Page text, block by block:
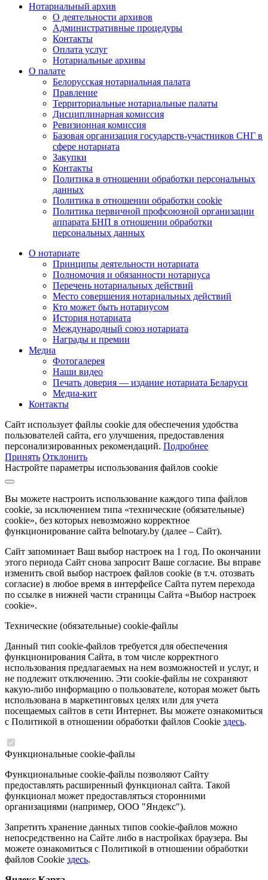
Нотариальный архив
О деятельности архивов
Административные процедуры
Контакты
Оплата услуг
Нотариальные архивы
О палате
Белорусская нотариальная палата
Правление
Территориальные нотариальные палаты
Дисциплинарная комиссия
Ревизионная комиссия
Базовая организация государств-участников СНГ в
сфере нотариата
Закупки
Контакты
Политика в отношении обработки персональных
данных
Политика в отношении обработки cookie
Политика первичной профсоюзной организации
аппарата БНП в отношении обработки
персональных данных
О нотариате
Принципы деятельности нотариата
Полномочия и обязанности нотариуса
Перечень нотариальных действий
Место совершения нотариальных действий
Кто может быть нотариусом
История нотариата
Международный союз нотариата
Награды и премии
Медиа
Фотогалерея
Наши видео
Печать доверия — издание нотариата Беларуси
Медиа-кит
Контакты
Сайт использует файлы cookie для обеспечения удобства
пользователей сайта, его улучшения, предоставления
персонализированных рекомендаций. Подробнее
Принять Отклонить
Настройте параметры использования файлов cookie
Вы можете настроить использование каждого типа файлов
cookie, за исключением типа «технические (обязательные)
cookie», без которых невозможно корректное
функционирование сайта belnotary.by (далее – Сайт).
Сайт запоминает Ваш выбор настроек на 1 год. По окончании
этого периода Сайт снова запросит Ваше согласие. Вы вправе
изменить свой выбор настроек файлов cookie (в т.ч. отозвать
согласие) в любое время в интерфейсе Сайта путем перехода
по ссылке в нижней части страницы Сайта «Выбор настроек
cookie».
Технические (обязательные) cookie-файлы
Данный тип cookie-файлов требуется для обеспечения
функционирования Сайта, в том числе корректного
использования предлагаемых на нем возможностей и услуг, и
не подлежит отключению. Эти cookie-файлы не сохраняют
какую-либо информацию о пользователе, которая может быть
использована в маркетинговых целях или для учета
посещаемых сайтов в сети Интернет. Вы можете ознакомиться
с Политикой в отношении обработки файлов Cookie здесь.
Функциональные cookie-файлы
Функциональные cookie-файлы позволяют Сайту
предоставлять расширенный функционал сайта. Такой
функционал может предоставляться сторонними
организациями (например, ООО "Яндекс").
Запретить хранение данных типов cookie-файлов можно
непосредственно на Сайте либо в настройках браузера. Вы
можете ознакомиться с Политикой в отношении обработки
файлов Cookie здесь.